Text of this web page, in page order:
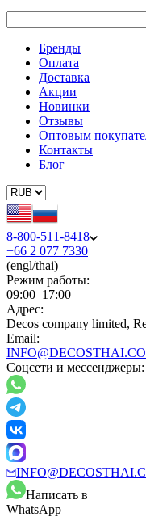
Бренды
Оплата
Доставка
Акции
Новинки
Отзывы
Оптовым
Контакты
Блог
8-800-511-8418
+66 2 077 7330
(engl/thai)
Режим работы:
09:00–17:00
Адрес:
Decos company limited,
Email:
Соцсети и мессенджеры:
Написать в
WhatsApp